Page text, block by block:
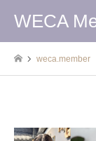
WECA
weca.member